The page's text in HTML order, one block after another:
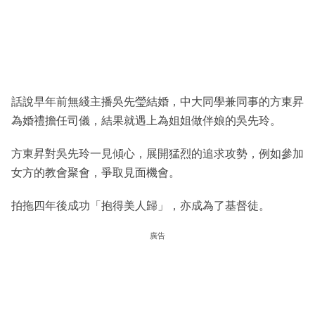
話說早年前無綫主播吳先瑩結婚，中大同學兼同事的方東昇
為婚禮擔任司儀，結果就遇上為姐姐做伴娘的吳先玲。
方東昇對吳先玲一見傾心，展開猛烈的追求攻勢，例如參加
女方的教會聚會，爭取見面機會。
拍拖四年後成功「抱得美人歸」，亦成為了基督徒。
廣告